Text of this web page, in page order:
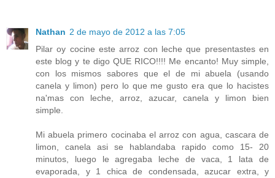
Nathan 2 de mayo de 2012 a las 7:05
Pilar oy cocine este arroz con leche que presentastes en
este blog y te digo QUE RICO!!!! Me encanto! Muy simple,
con los mismos sabores que el de mi abuela (usando
canela y limon) pero lo que me gusto era que lo hacistes
na'mas con leche, arroz, azucar, canela y limon bien
simple.
Mi abuela primero cocinaba el arroz con agua, cascara de
limon, canela asi se hablandaba rapido como 15- 20
minutos, luego le agregaba leche de vaca, 1 lata de
evaporada, y 1 chica de condensada, azucar extra, y